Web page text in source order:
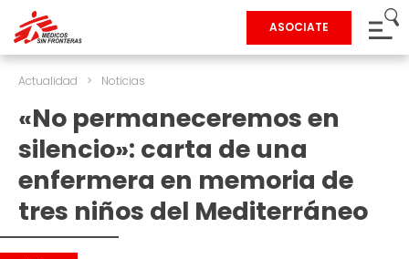
ASOCIATE
Actualidad > Noticias
«No permaneceremos en
silencio»: carta de una
enfermera en memoria de
tres niños del Mediterráneo